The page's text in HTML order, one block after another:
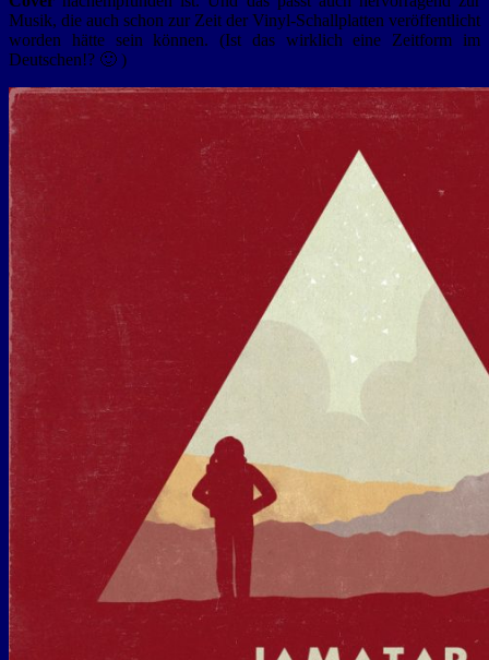
Musik, die auch schon zur Zeit der Vinyl-Schallplatten veröffentlicht
worden hätte sein können. (Ist das wirklich eine Zeitform im
Deutschen!? 🙂 )